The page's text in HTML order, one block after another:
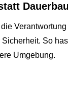
So
Umgebung.